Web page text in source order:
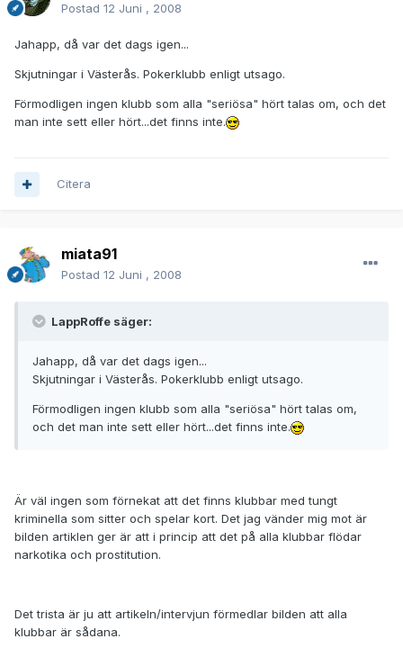
Postad 12 Juni , 2008
Jahapp, då var det dags igen...
Skjutningar i Västerås. Pokerklubb enligt utsago.
Förmodligen ingen klubb som alla "seriösa" hört talas om, och det
man inte sett eller hört...det finns inte.
Citera
miata91
Postad 12 Juni , 2008
LappRoffe säger:
Jahapp, då var det dags igen...
Skjutningar i Västerås. Pokerklubb enligt utsago.
Förmodligen ingen klubb som alla "seriösa" hört talas om,
och det man inte sett eller hört...det finns inte.
Är väl ingen som förnekat att det finns klubbar med tungt
kriminella som sitter och spelar kort. Det jag vänder mig mot är
bilden artiklen ger är att i princip att det på alla klubbar flödar
narkotika och prostitution.
Det trista är ju att artikeln/intervjun förmedlar bilden att alla
klubbar är sådana.